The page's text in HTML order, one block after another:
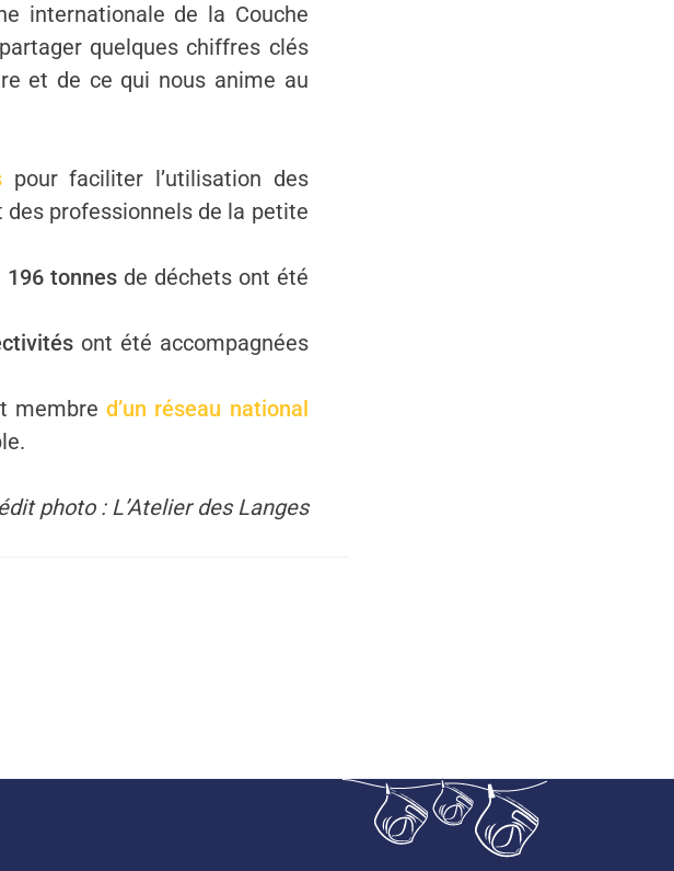
internationale de la Couche
quelques chiffres clés
et de ce qui nous anime au
pour faciliter l’utilisation des
professionnels de la petite
196 tonnes de déchets ont été
ont été accompagnées
membred’un réseau national
photo : L’Atelier des Langes